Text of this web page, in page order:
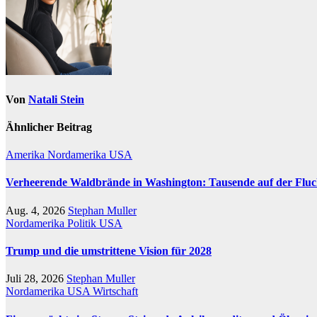
Von Natali Stein
Ähnlicher Beitrag
Amerika Nordamerika USA
Verheerende Waldbrände in Washington: Tausende auf der
Aug. 4, 2026 Stephan Muller
Nordamerika Politik USA
Trump und die umstrittene Vision für 2028
Juli 28, 2026 Stephan Muller
Nordamerika USA Wirtschaft